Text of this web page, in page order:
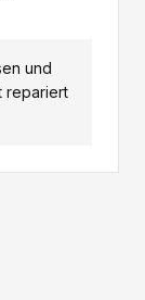
und
repariert